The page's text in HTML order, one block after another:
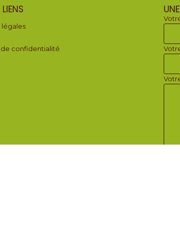
légales
confidentialité